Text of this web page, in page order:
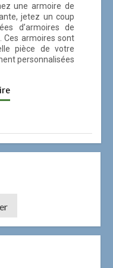
une armoire de
jetez un coup
d’armoires de
Ces armoires sont
pièce de votre
personnalisées